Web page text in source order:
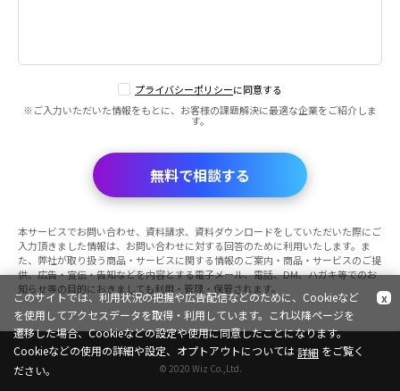
プライバシーポリシーに同意する
※ご入力いただいた情報をもとに、お客様の課題解決に最適な企業をご紹介しま
す。
無料で相談する
本サービスでお問い合わせ、資料請求、資料ダウンロードをしていただいた際にご
入力頂きました情報は、お問い合わせに対する回答のために利用いたします。ま
た、弊社が取り扱う商品・サービスに関する情報のご案内・商品・サービスのご提
供、広告・宣伝・告知などを内容とする電子メール、電話、DM、ハガキ等でのお
知らせ等の目的におきましても利用・管理・保管されます。
© 2020 Wiz Co.,Ltd.
このサイトでは、利用状況の把握や広告配信などのために、Cookieなど
を使用してアクセスデータを取得・利用しています。これ以降ページを
遷移した場合、Cookieなどの設定や使用に同意したことになります。
Cookieなどの使用の詳細や設定、オプトアウトについては詳細
x
をご覧く
ださい。